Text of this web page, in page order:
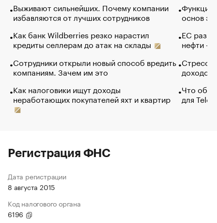
Выживают сильнейших. Почему компании
избавляются от лучших сотрудников
Как банк Wildberries резко нарастил
кредиты селлерам до атак на склады
Сотрудники открыли новый способ вредить
компаниям. Зачем им это
Как налоговики ищут доходы
неработающих покупателей яхт и квартир
Функции
основ
ЕС
нефти —
Стресс
доходов
Что
для
Регистрация ФНС
Дата регистрации
8 августа 2015
Код налогового органа
6196